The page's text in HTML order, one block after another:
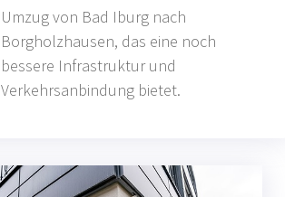
Umzug von Bad Iburg nach
Borgholzhausen, das eine noch
bessere Infrastruktur und
Verkehrsanbindung bietet.